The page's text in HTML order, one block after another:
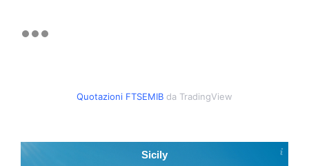
Quotazioni FTSEMIB da TradingView
Sicily